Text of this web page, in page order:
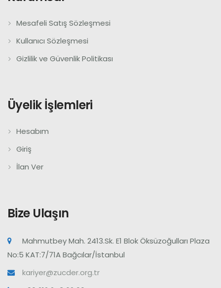
Mesafeli Satış Sözleşmesi
Kullanıcı Sözleşmesi
Gizlilik ve Güvenlik Politikası
Üyelik İşlemleri
Hesabım
Giriş
İlan Ver
Bize Ulaşın
Mahmutbey Mah. 2413.Sk. E1 Blok Öksüzoğulları Plaza
No:5 KAT:7/71A Bağcılar/İstanbul
kariyer@zucder.org.tr